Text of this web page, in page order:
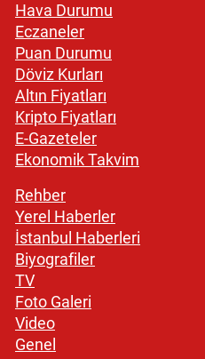
Hava Durumu
Eczaneler
Puan Durumu
Döviz Kurları
Altın Fiyatları
Kripto Fiyatları
E-Gazeteler
Ekonomik Takvim
Rehber
Yerel Haberler
İstanbul Haberleri
Biyografiler
TV
Foto Galeri
Video
Genel